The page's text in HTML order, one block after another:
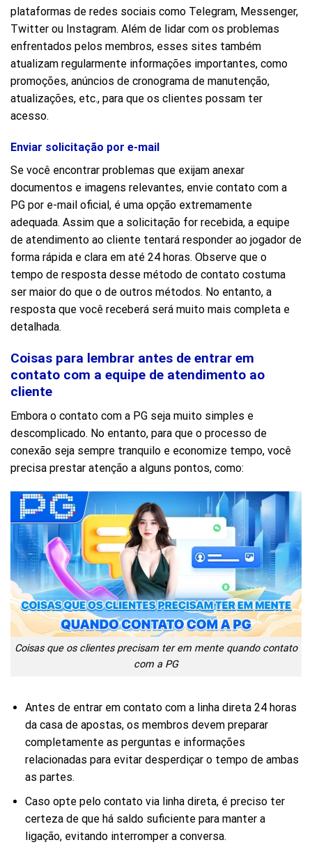
plataformas de redes sociais como Telegram, Messenger,
Twitter ou Instagram. Além de lidar com os problemas
enfrentados pelos membros, esses sites também
atualizam regularmente informações importantes, como
promoções, anúncios de cronograma de manutenção,
atualizações, etc., para que os clientes possam ter
acesso.
Enviar solicitação por e-mail
Se você encontrar problemas que exijam anexar
documentos e imagens relevantes, envie contato com a
PG por e-mail oficial, é uma opção extremamente
adequada. Assim que a solicitação for recebida, a equipe
de atendimento ao cliente tentará responder ao jogador de
forma rápida e clara em até 24 horas. Observe que o
tempo de resposta desse método de contato costuma
ser maior do que o de outros métodos. No entanto, a
resposta que você receberá será muito mais completa e
detalhada.
Coisas para lembrar antes de entrar em
contato com a equipe de atendimento ao
cliente
Embora o contato com a PG seja muito simples e
descomplicado. No entanto, para que o processo de
conexão seja sempre tranquilo e economize tempo, você
precisa prestar atenção a alguns pontos, como:
Coisas que os clientes precisam ter em mente quando contato
com a PG
Antes de entrar em contato com a linha direta 24 horas
da casa de apostas, os membros devem preparar
completamente as perguntas e informações
relacionadas para evitar desperdiçar o tempo de ambas
as partes.
Caso opte pelo contato via linha direta, é preciso ter
certeza de que há saldo suficiente para manter a
ligação, evitando interromper a conversa.